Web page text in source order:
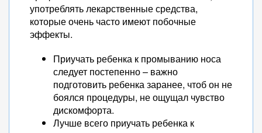
употреблять лекарственные средства,
которые очень часто имеют побочные
эффекты.
Приучать ребенка к промыванию носа
следует постепенно – важно
подготовить ребенка заранее, чтоб он не
боялся процедуры, не ощущал чувство
дискомфорта.
Лучше всего приучать ребенка к